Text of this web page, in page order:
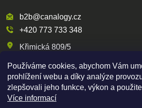
Používáme cookies, abychom Vám
prohlížení webu a díky analýze
zlepšovali jeho funkce, výkon a
Více informací
b2b@canalogy.cz
+420 773 733 348
Křimická 809/5
318 00 Plzeň 3-Skvrňany
Česká republika